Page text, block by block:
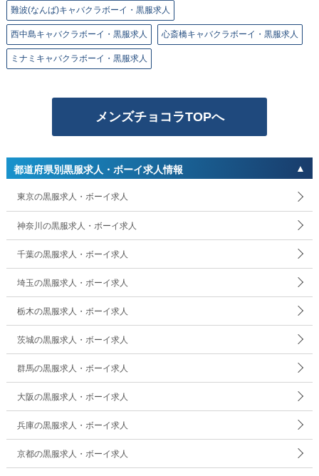
難波(なんば)キャバクラボーイ・黒服求人
西中島キャバクラボーイ・黒服求人 心斎橋キャバクラボーイ・黒服求人
ミナミキャバクラボーイ・黒服求人
メンズチョコラTOPへ
都道府県別黒服求人・ボーイ求人情報
東京の黒服求人・ボーイ求人
神奈川の黒服求人・ボーイ求人
千葉の黒服求人・ボーイ求人
埼玉の黒服求人・ボーイ求人
栃木の黒服求人・ボーイ求人
茨城の黒服求人・ボーイ求人
群馬の黒服求人・ボーイ求人
大阪の黒服求人・ボーイ求人
兵庫の黒服求人・ボーイ求人
京都の黒服求人・ボーイ求人